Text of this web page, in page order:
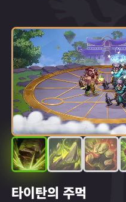
외쳤습니다. 뜻밖의 적의
저항할 생각조차 하지 못
“만찬장으로 끌고 가자!
를 열어라!” 산의 중심부
의 눈에는 괴성을 내지르
람들이 왠지 본인의 의지
이는 것처럼 보였습니다.
“사슬을 단단히 조여라!
다!” 포효하며 몰려든 군
보이는 수염이 덥수룩한
뱉으며 안드바리에게 사
타이탄의 주먹
살아있는 대지
돌 움켜잡기
자연의 장벽